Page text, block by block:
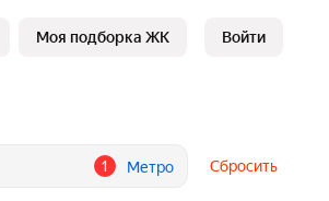
Моя подборка ЖК Войти
1 Метро Сбросить